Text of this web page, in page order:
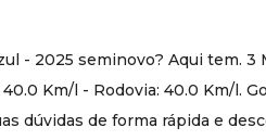
- 2025 seminovo? Aqui tem.
Km/l - Rodovia: 40.0 Km/l.
dúvidas de forma rápida e